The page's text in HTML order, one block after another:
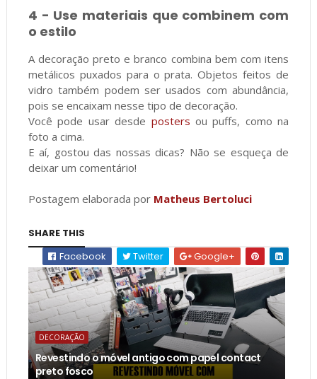
4 - Use materiais que combinem com
o estilo
A decoração preto e branco combina bem com itens
metálicos puxados para o prata. Objetos feitos de
vidro também podem ser usados com abundância,
pois se encaixam nesse tipo de decoração.
Você pode usar desde posters ou puffs, como na
foto a cima.
E aí, gostou das nossas dicas? Não se esqueça de
deixar um comentário!
Postagem elaborada por Matheus Bertoluci
SHARE THIS
Facebook
Twitter Google+
DECORAÇÃO
Revestindo o móvel antigo com papel contact
preto fosco